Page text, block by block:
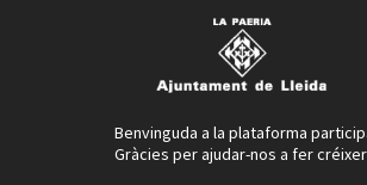
Benvinguda a la plataforma
Gràcies per ajudar-nos a fer